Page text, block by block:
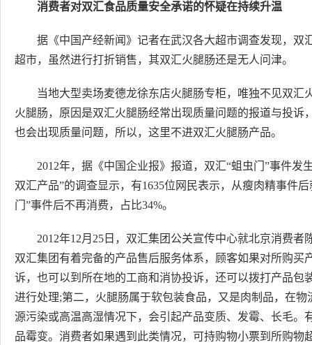
消费者对双汇食品质量安全承诺的怀疑在持续升温
据《中国产经新闻》记者在武汉各大超市调查发现，
超市，虽然进行打折销售，其双汇火腿肠还是无人问津。
当地大型卖场麦德龙徐东店火腿肠专柜，唯独不见双
火腿肠，原因是双汇火腿肠经常出现质量问题的报道与投
也会出现质量问题，所以，这里不进双汇火腿肠产品。
2012年，据《中国企业报》报道，双汇“蛆虫门”事件
双汇产品”的调查显示，有1635位网民表示，从瘦肉精事件
门”事件后不再消费，占比34%。
2012年12月25日，双汇集团公关宣传中心就北京消费
双汇集团有着完备的产品售后服务体系，顾客如果对所购
诉，也可以到所在地的工商和消协投诉，还可以拨打产品包
进行处理;第二，火腿肠属于软包装食品，又是肉制品，在
源污染或高温高湿情况下，会引起产品变质、发霉、长毛
品霉变。消费者如果遇到此类情况，可持购物小票到所购物